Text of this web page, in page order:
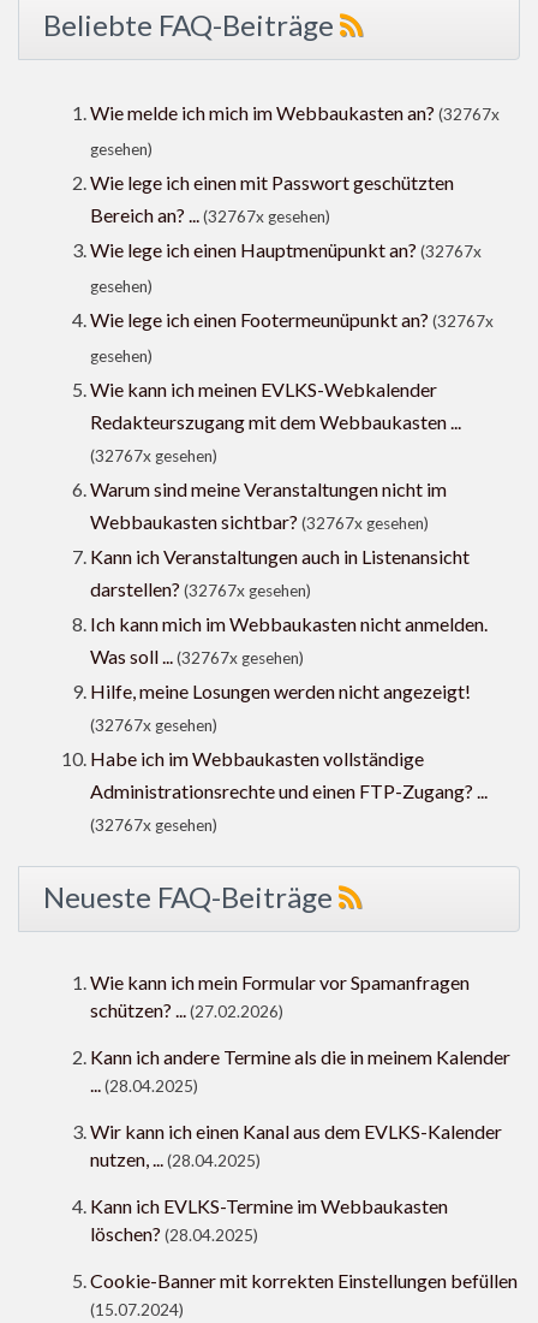
Beliebte FAQ-Beiträge
Wie melde ich mich im Webbaukasten an? (32767x
gesehen)
Wie lege ich einen mit Passwort geschützten
Bereich an? ...(32767x gesehen)
Wie lege ich einen Hauptmenüpunkt an? (32767x
gesehen)
Wie lege ich einen Footermeunüpunkt an? (32767x
gesehen)
Wie kann ich meinen EVLKS-Webkalender
Redakteurszugang mit dem Webbaukasten ...
(32767x gesehen)
Warum sind meine Veranstaltungen nicht im
Webbaukasten sichtbar? (32767x gesehen)
Kann ich Veranstaltungen auch in Listenansicht
darstellen? (32767x gesehen)
Ich kann mich im Webbaukasten nicht anmelden.
Was soll ...(32767x gesehen)
Hilfe, meine Losungen werden nicht angezeigt!
(32767x gesehen)
Habe ich im Webbaukasten vollständige
Administrationsrechte und einen FTP-Zugang? ...
(32767x gesehen)
Neueste FAQ-Beiträge
Wie kann ich mein Formular vor Spamanfragen
schützen? ...(27.02.2026)
Kann ich andere Termine als die in meinem Kalender
...(28.04.2025)
Wir kann ich einen Kanal aus dem EVLKS-Kalender
nutzen, ...(28.04.2025)
Kann ich EVLKS-Termine im Webbaukasten
löschen? (28.04.2025)
Cookie-Banner mit korrekten Einstellungen befüllen
(15.07.2024)